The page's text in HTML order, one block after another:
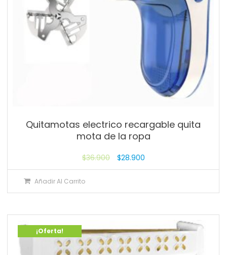
Quitamotas electrico recargable quita
mota de la ropa
$36.900 $28.900
Añadir Al Carrito
¡Oferta!